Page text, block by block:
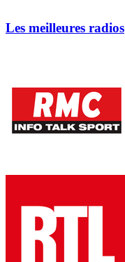
Les meilleures radios